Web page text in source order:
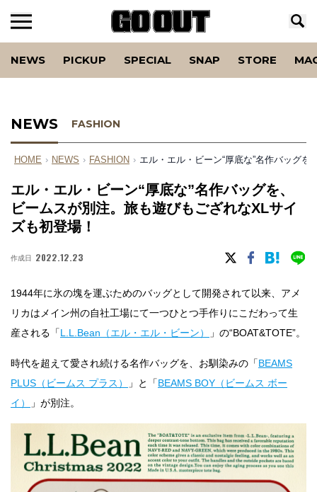
NEWS PICKUP SPECIAL SNAP STORE
NEWS FASHION
HOME › NEWS › FASHION › エル・エル・ビーン“厚底な”名作バッグ
エル・エル・ビーン“厚底な”名作バッグを、
ビームスが別注。旅も遊びもござれなXLサイ
ズも初登場！
作成日 2022.12.23
1944年に氷の塊を運ぶためのバッグとして開発されて以来、アメ
リカはメイン州の自社工場にて一つひとつ手作りにこだわって生
産される「L.L.Bean（エル・エル・ビーン） 」の“BOAT&TOTE”。
時代を超えて愛され続ける名作バッグを、お馴染みの「BEAMS
PLUS（ビームス プラス）
」と「BEAMS BOY（ビームス ボー
イ）
」が別注。